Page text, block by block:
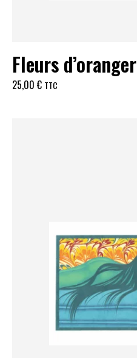
Fleurs d’oranger
25,00 € TTC